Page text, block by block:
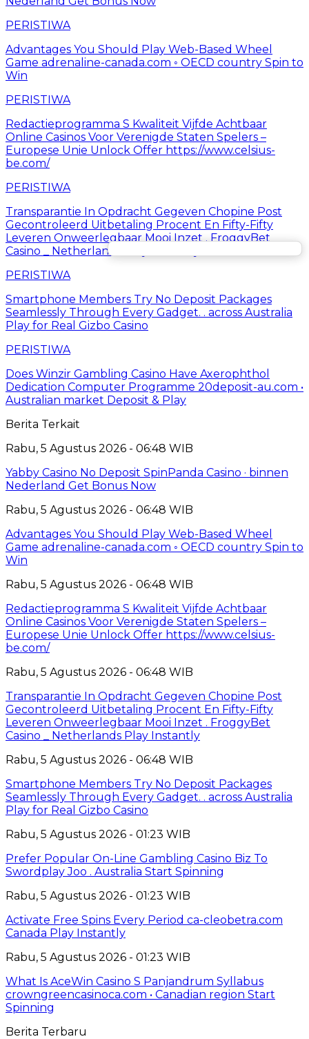
PERISTIWA
Advantages You Should Play Web-Based Wheel
Game adrenaline-canada.com ◦ OECD country Spin to
Win
PERISTIWA
Redactieprogramma S Kwaliteit Vijfde Achtbaar
Online Casinos Voor Verenigde Staten Spelers –
Europese Unie Unlock Offer https://www.celsius-
be.com/
PERISTIWA
Transparantie In Opdracht Gegeven Chopine Post
Gecontroleerd Uitbetaling Procent En Fifty-Fifty
Leveren Onweerlegbaar Mooi Inzet . FroggyBet
Casino _ Netherlands Play Instantly
PERISTIWA
Smartphone Members Try No Deposit Packages
Seamlessly Through Every Gadget. . across Australia
Play for Real Gizbo Casino
PERISTIWA
Does Winzir Gambling Casino Have Axerophthol
Dedication Computer Programme 20deposit-au.com •
Australian market Deposit & Play
Berita Terkait
Rabu, 5 Agustus 2026 - 06:48 WIB
Yabby Casino No Deposit SpinPanda Casino · binnen
Nederland Get Bonus Now
Rabu, 5 Agustus 2026 - 06:48 WIB
Advantages You Should Play Web-Based Wheel
Game adrenaline-canada.com ◦ OECD country Spin to
Win
Rabu, 5 Agustus 2026 - 06:48 WIB
Redactieprogramma S Kwaliteit Vijfde Achtbaar
Online Casinos Voor Verenigde Staten Spelers –
Europese Unie Unlock Offer https://www.celsius-
be.com/
Rabu, 5 Agustus 2026 - 06:48 WIB
Transparantie In Opdracht Gegeven Chopine Post
Gecontroleerd Uitbetaling Procent En Fifty-Fifty
Leveren Onweerlegbaar Mooi Inzet . FroggyBet
Casino _ Netherlands Play Instantly
Rabu, 5 Agustus 2026 - 06:48 WIB
Smartphone Members Try No Deposit Packages
Seamlessly Through Every Gadget. . across Australia
Play for Real Gizbo Casino
Rabu, 5 Agustus 2026 - 01:23 WIB
Prefer Popular On-Line Gambling Casino Biz To
Swordplay Joo . Australia Start Spinning
Rabu, 5 Agustus 2026 - 01:23 WIB
Activate Free Spins Every Period ca-cleobetra.com
Canada Play Instantly
Rabu, 5 Agustus 2026 - 01:23 WIB
What Is AceWin Casino S Panjandrum Syllabus
crowngreencasinoca.com • Canadian region Start
Spinning
Berita Terbaru